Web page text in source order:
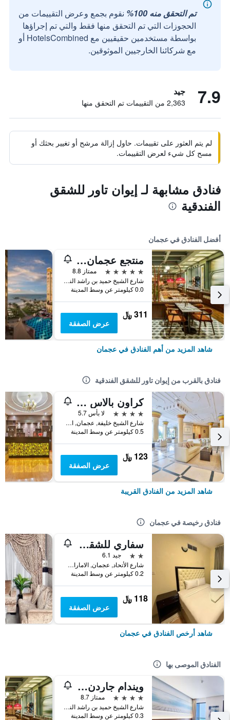
تم التحقق منه 100%
نقوم بجمع وعرض التقييمات من
الحجوزات التي تم التحقق منها فقط والتي تم إجراؤها
بواسطة مستخدمين حقيقيين مع HotelsCombined أو
مع شركائنا الخارجيين الموثوقين.
7.9 جيد
2,363 من التقييمات تم التحقق منها
لم يتم العثور على تقييمات. حاول إزالة مرشح أو تغيير بحثك أو
مسح كل شيء لعرض التقييمات.
فنادق مشابهة لـ إيوان تاور للشقق
الفندقية
أفضل الفنادق في عجمان
منتجع عجمان سراي، لاكشري كوليكشن، عجمان
5 نجوم
ممتاز 8.8
شارع الشيخ حميد بن راشد النعيمي ص.ب 8833, عجمان, الامارات العربية المتحدة
0.0 كيلومتر عن وسط المدينة
311 ﷼
عرض الصفقة
شاهد المزيد من أهم الفنادق في عجمان
فنادق بالقرب من إيوان تاور للشقق الفندقية
كراون بالاس هوتل عجمان
4 نجوم
لا بأس 5.7
شارع الشيخ خليفة, عجمان, الامارات العربية المتحدة
0.5 كيلومتر عن وسط المدينة
123 ﷼
عرض الصفقة
شاهد المزيد من الفنادق القريبة
فنادق رخيصة في عجمان
سفاري للشقق الفندقية
2 نجمتين
جيد 6.1
شارع الأتحاد, عجمان, الامارات العربية المتحدة
0.2 كيلومتر عن وسط المدينة
118 ﷼
عرض الصفقة
شاهد أرخص الفنادق في عجمان
الفنادق الموصى بها
ويندام جاردن كورنيش العجمان
4 نجوم
ممتاز 8.7
شارع الشيخ حميد بن راشد النعيمي, عجمان, الامارات العربية المتحدة
0.3 كيلومتر عن وسط المدينة